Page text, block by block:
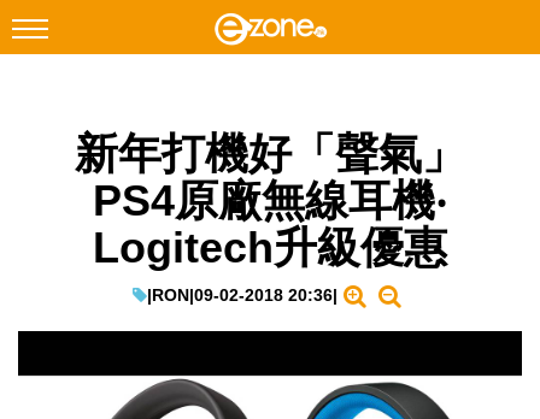
Facebook Instagram
教學評測
EduTech
新年打機好「聲氣」
PS4原廠無線耳機‧
Logitech升級優惠
|RON|09-02-2018 20:36|